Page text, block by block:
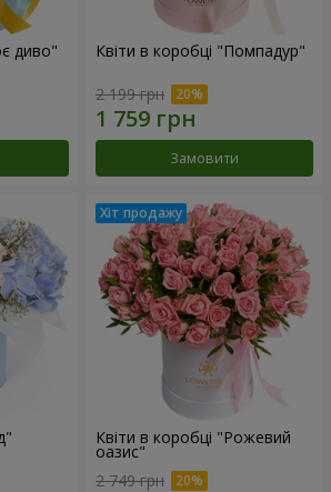
диво" Квіти в коробці "Помпадур"
2 199 грн
Замовити
Квіти в коробці "Рожевий
оазис"
2 749 грн